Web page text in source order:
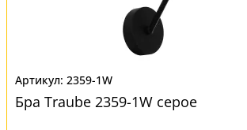
2359-1W
Бра Traube 2359-1W серое